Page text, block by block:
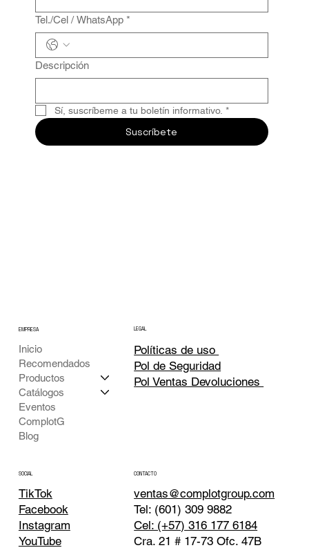
Tel./Cel / WhatsApp *
Descripción
Sí, suscríbeme a tu boletín informativo. *
Suscríbete
EMPRESA
Inicio
Recomendados
Productos
Catálogos
Eventos
ComplotG
Blog
LEGAL
Políticas de uso
Pol de Seguridad
Pol Ventas Devoluciones
SOCIAL
TikTok
Facebook
Instagram
YouTube
CONTACTO
ventas@complotgroup.com
Tel: (601) 309 9882
Cel: (+57) 316 177 6184
Cra. 21 # 17-73 Ofc. 47B